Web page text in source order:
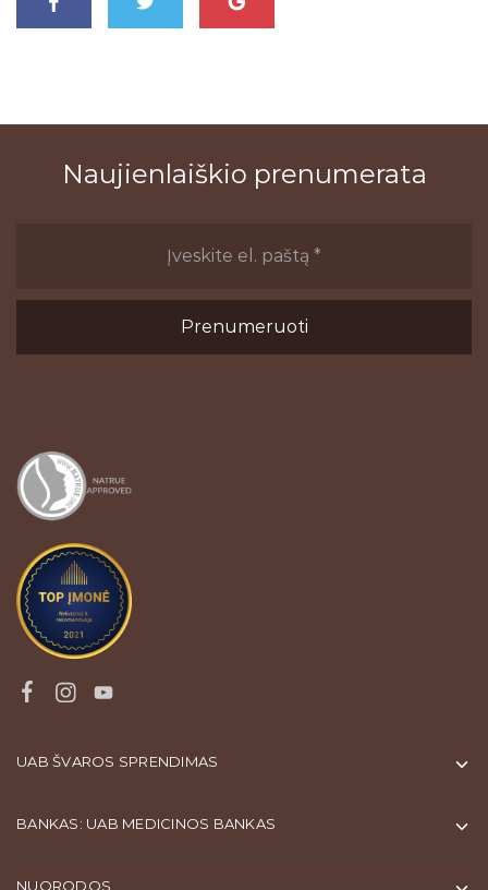
Naujienlaiškio prenumerata
UAB ŠVAROS SPRENDIMAS
BANKAS: UAB MEDICINOS BANKAS
NUORODOS